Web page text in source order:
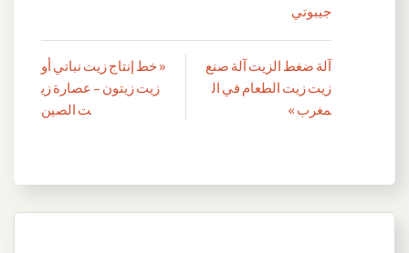
جيبوتي
تصفّح
المقالات
« خط إنتاج زيت نباتي أو
زيت زيتون – عصارة زي
ت الصين
آلة ضغط الزيت آلة صنع
زيت زيت الطعام في ال
مغرب »